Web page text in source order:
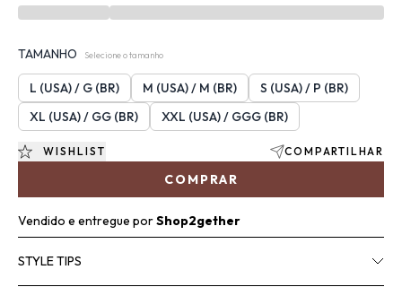
TAMANHO Selecione o tamanho
L (USA) / G (BR) M (USA) / M (BR)
S (USA) / P (BR)
XL (USA) / GG (BR)
XXL (USA) / GGG (BR)
COMPRAR
WISHLIST COMPARTILHAR
Vendido e entregue porShop2gether
STYLE TIPS